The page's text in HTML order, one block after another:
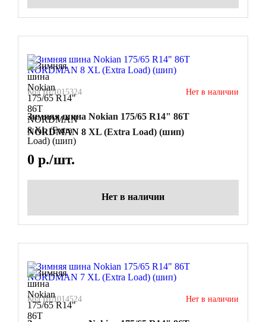
Код ШД015324 Нет в наличии
Зимняя шина Nokian 175/65 R14" 86T
NORDMAN 8 XL (Extra Load) (шип)
0 р./шт.
Нет в наличии
Код ШД014524 Нет в наличии